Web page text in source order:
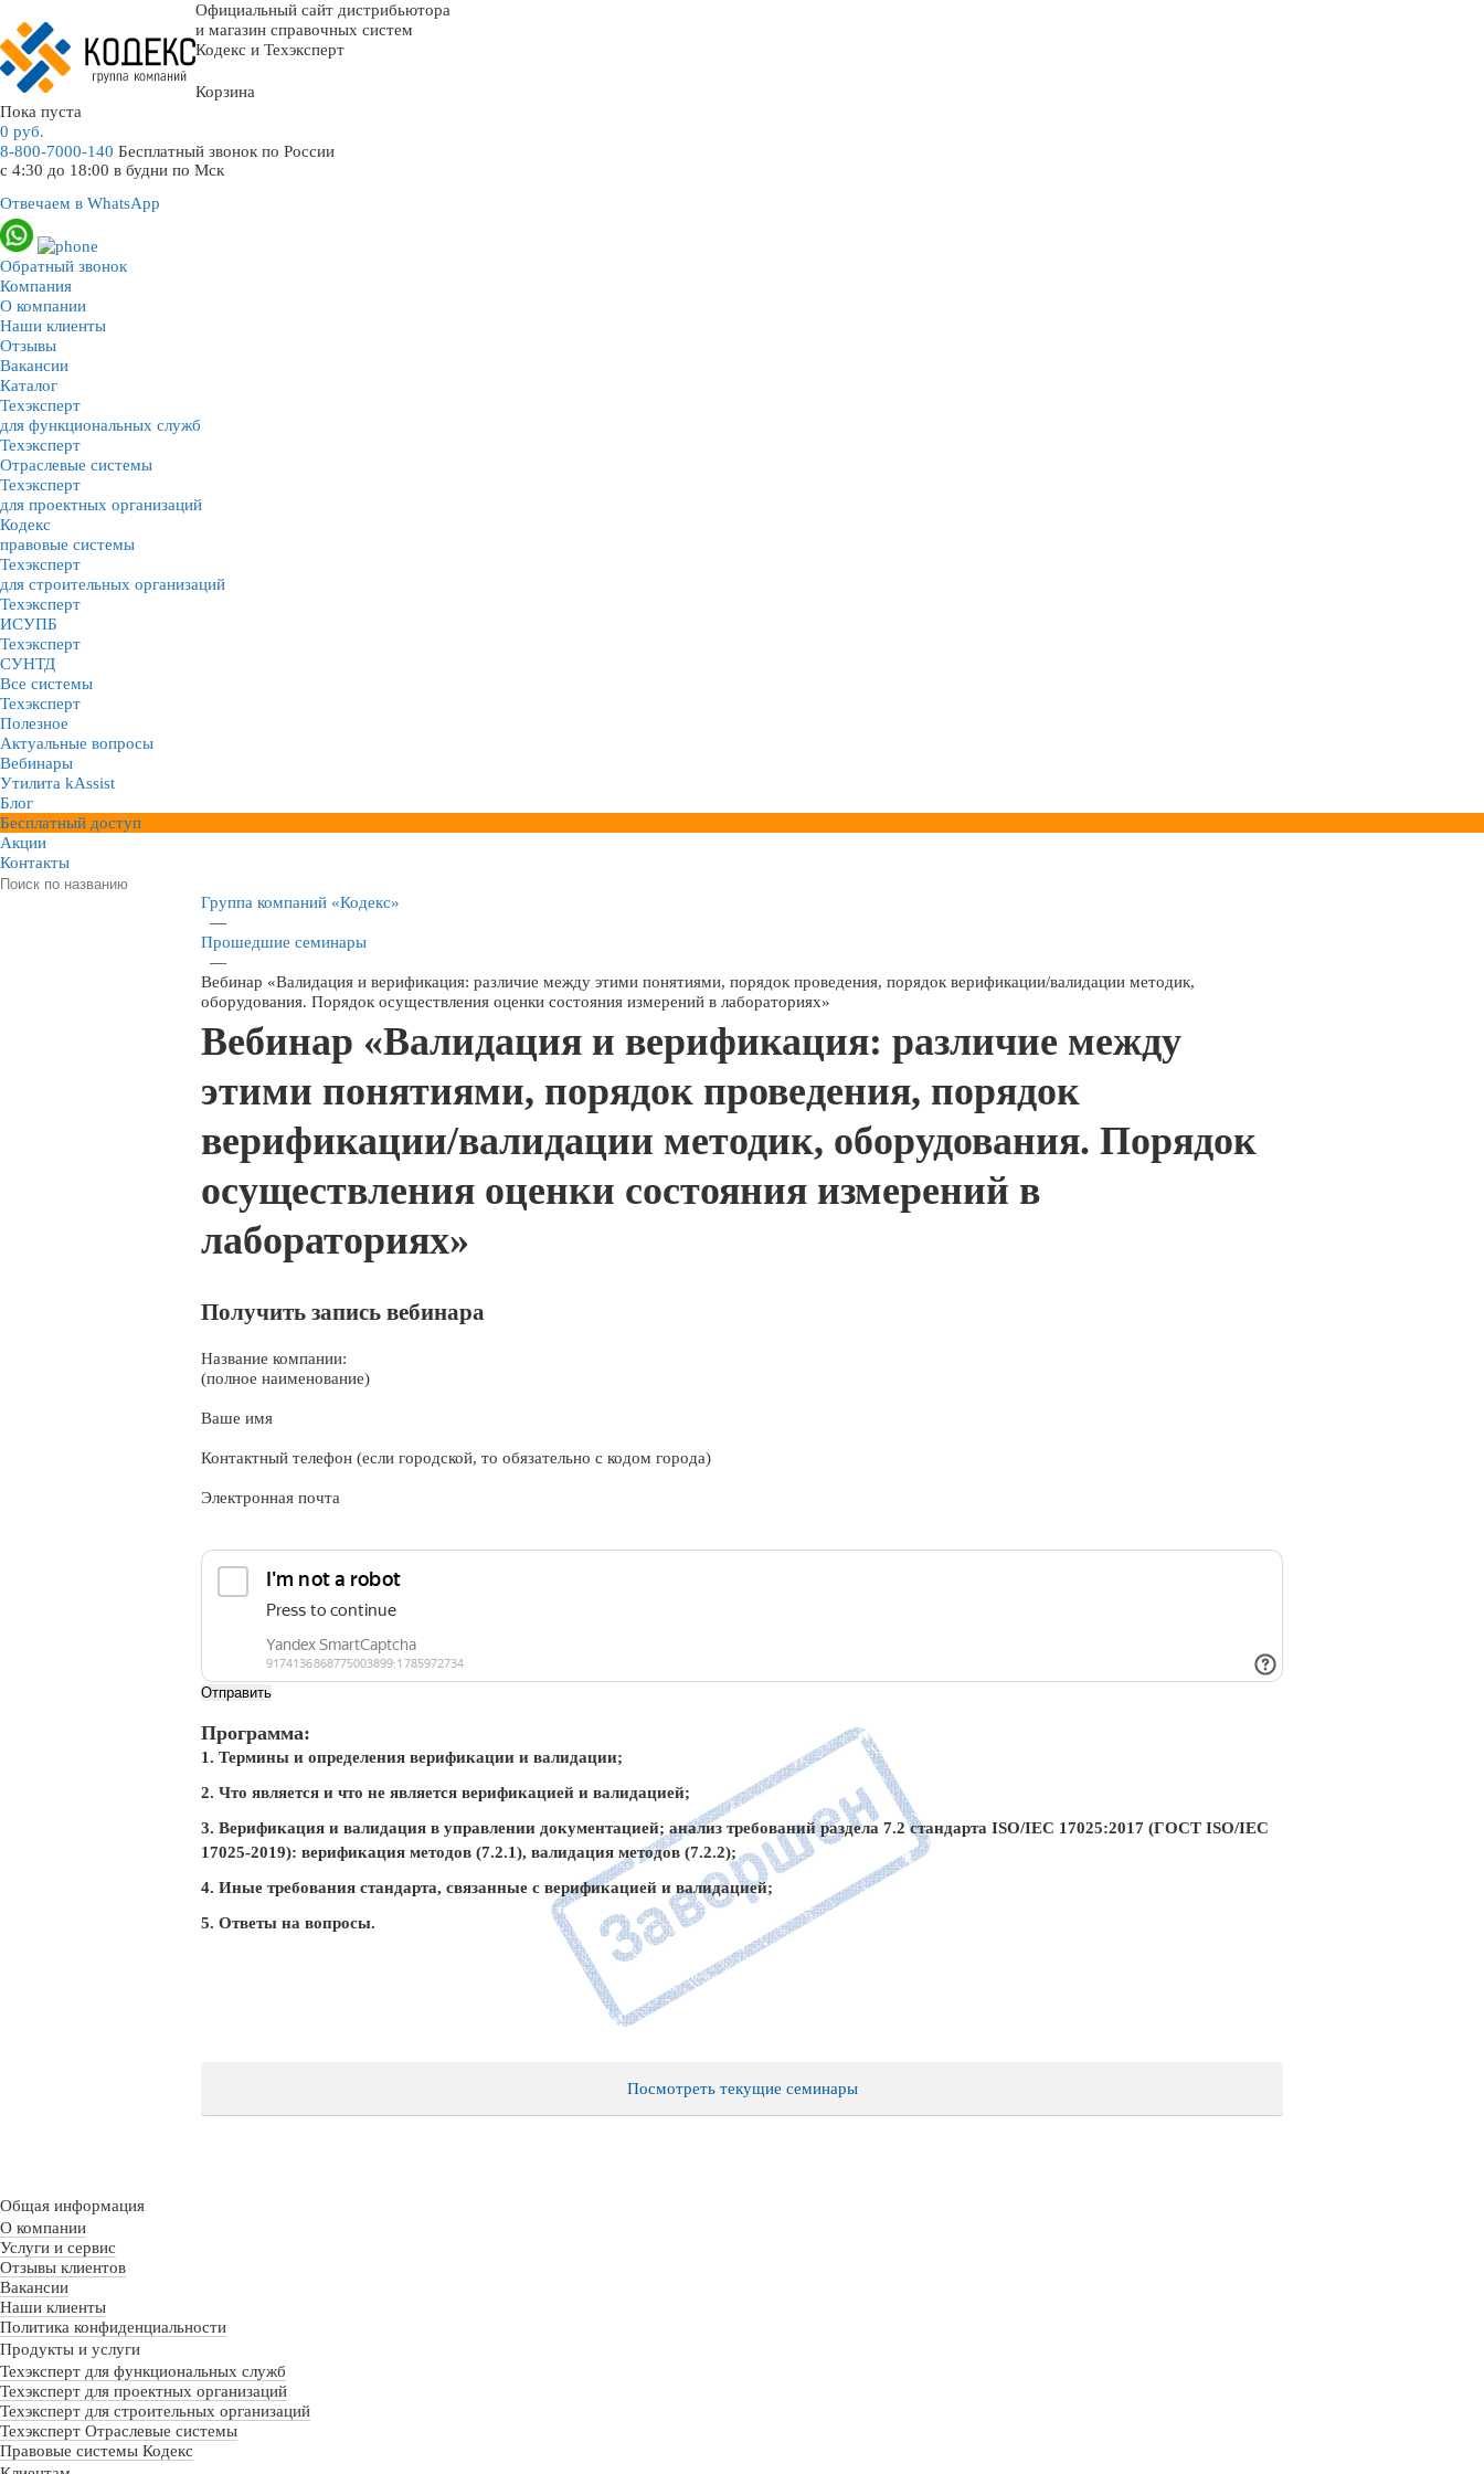
Официальный сайт дистрибьютора
и магазин справочных систем
Кодекс и Техэксперт
Корзина
Пока пуста
0 руб.
8-800-7000-140 Бесплатный звонок по России
с 4:30 до 18:00 в будни по Мск
Отвечаем в WhatsApp
Обратный звонок
Компания
О компании
Наши клиенты
Отзывы
Вакансии
Каталог
Техэксперт
для функциональных служб
Техэксперт
Отраслевые системы
Техэксперт
для проектных организаций
Кодекс
правовые системы
Техэксперт
для строительных организаций
Техэксперт
ИСУПБ
Техэксперт
СУНТД
Все системы
Техэксперт
Полезное
Актуальные вопросы
Вебинары
Утилита kAssist
Блог
Бесплатный доступ
Акции
Контакты
Группа компаний «Кодекс»
—
Прошедшие семинары
—
Вебинар «Валидация и верификация: различие между этими понятиями, порядок проведения, порядок верификации/валидации методик,
оборудования. Порядок осуществления оценки состояния измерений в лабораториях»
Вебинар «Валидация и верификация: различие между
этими понятиями, порядок проведения, порядок
верификации/валидации методик, оборудования. Порядок
осуществления оценки состояния измерений в
лабораториях»
Получить запись вебинара
Название компании:
(полное наименование)
Ваше имя
Контактный телефон (если городской, то обязательно с кодом города)
Электронная почта
Отправить
Программа:
1. Термины и определения верификации и валидации;
2. Что является и что не является верификацией и валидацией;
3. Верификация и валидация в управлении документацией; анализ требований раздела 7.2 стандарта ISO/IEC 17025:2017 (ГОСТ ISO/IEC
17025-2019): верификация методов (7.2.1), валидация методов (7.2.2);
4. Иные требования стандарта, связанные с верификацией и валидацией;
5. Ответы на вопросы.
Посмотреть текущие семинары
Общая информация
О компании
Услуги и сервис
Отзывы клиентов
Вакансии
Наши клиенты
Политика конфиденциальности
Продукты и услуги
Техэксперт для функциональных служб
Техэксперт для проектных организаций
Техэксперт для строительных организаций
Техэксперт Отраслевые системы
Правовые системы Кодекс